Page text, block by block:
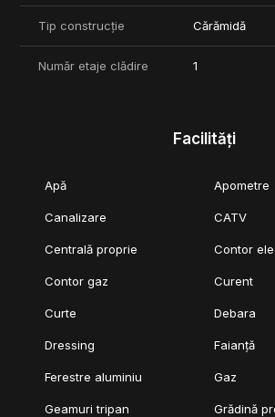
***Comision 0%
Tip construcție Cărămidă
Număr etaje clădire 1
Facilități
Apă Apometre
Canalizare CATV
Centrală proprie Contor
Contor gaz Curent
Curte Debara
Dressing Faianță
Ferestre aluminiu Gaz
Geamuri tripan Grădină